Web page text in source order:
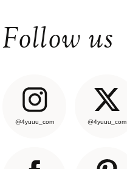
Follow us
@4yuuu_com @4yuuu_com